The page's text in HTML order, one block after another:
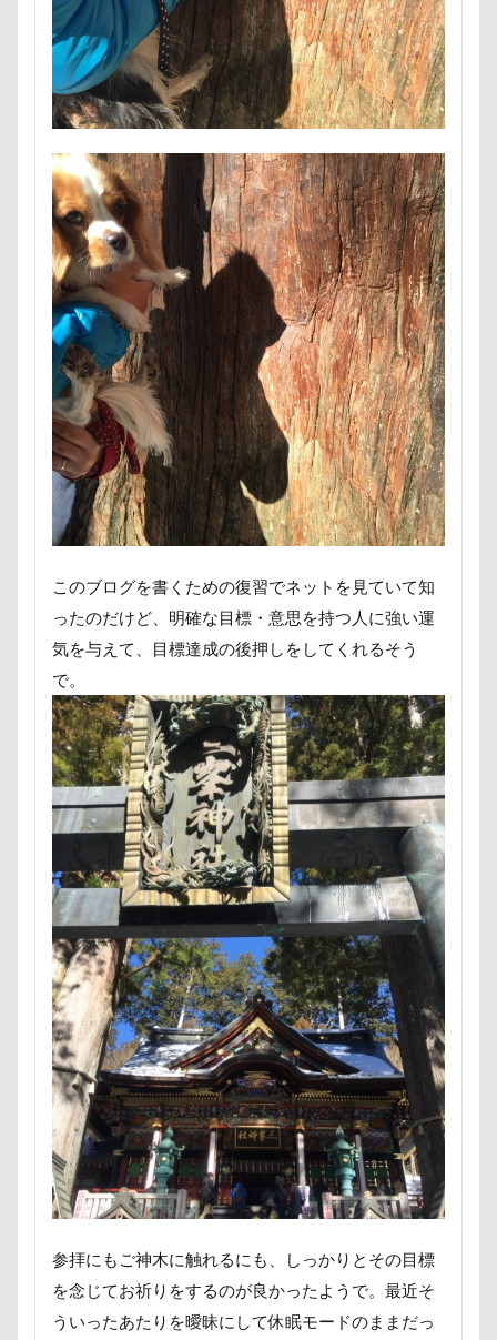
このブログを書くための復習でネットを見ていて知
ったのだけど、明確な目標・意思を持つ人に強い運
気を与えて、目標達成の後押しをしてくれるそう
で。
参拝にもご神木に触れるにも、しっかりとその目標
を念じてお祈りをするのが良かったようで。最近そ
ういったあたりを曖昧にして休眠モードのままだっ
王様風
無線LAN搭載SDHCカード
療法食
知育玩具
着物 真剣 看板犬
目黒区
皮膚
百均 白目 白い泡
疲れた
男前
生地海岸 甚平
甘エビ
琥龍くん
琥珀ちゃん
琥太郎くん
現行犯逮捕
焼き芋
炭火焼肉 船渡
模様替え
毛呂山町
沖縄県営平和祈念公園
沖縄県
沖縄旅行
沖縄サンプラザホテル
決定的瞬間
永久歯
水元公園
毛玉
残像 河津桜 歯磨き
歩道橋
次郎くん
樹脂粘土
横浜港シンボルタワー
横浜港
横浜市 横浜ペット博
横浜
沖縄美ら海水族館
泡 火事
海岸
滑川市
湯畑 温泉プール
温泉
海ほたる
海ちゃん
海 浅間高原
浅間牧場茶屋
流山市
津幡町
フォトスタンド
フィラリア症検査
15-Fifteen-
となりのトトロ
なんちゃってキャンパー
なんちゃって
なっちゃん
なすがまま
なかよしクラブ
なかよし
どアップ
どんぐり
どっちだ？
ととみちゃん
になちゃん
つもくん
つまんない
つまらなそう
つまらない
つつじが岡公園
つくば市
ちょーだいキャバリア
ちゃーくん
ちくわちゃん
にっぽんわくわくキャラバン
にゃんこ学園
たぷたぷ
ひめはるの里
ぶちゃいく
ふーこちゃん
ふーくん
ふわもこスヌード
ふろく
ふゆちゃん
ふなっしー
ふくすけくん
ひんやり
ひまわり
ぬいぐるみ
ひな祭り
ばる2才
はなとしっぽ
はなちゃん
はじめまして
ののくん
だいふくちゃん